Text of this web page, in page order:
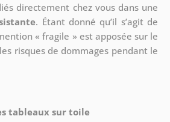
directement chez vous dans une
. Étant donné qu’il s’agit de
« fragile » est apposée sur le
risques de dommages pendant le
tableaux sur toile